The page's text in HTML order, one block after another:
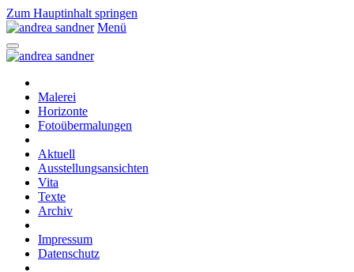
Zum Hauptinhalt springen
Menü
Malerei
Horizonte
Fotoübermalungen
Aktuell
Ausstellungsansichten
Vita
Texte
Archiv
Impressum
Datenschutz